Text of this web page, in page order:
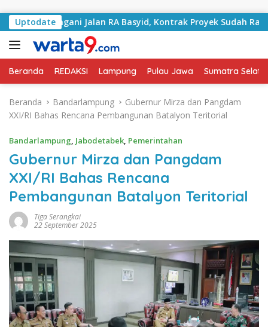
UptodateJalan RA Basyid, Kontrak Proyek Sudah Rampung
Beranda REDAKSI Lampung Pulau Jawa Sumatra
Beranda Bandarlampung
Gubernur Mirza dan Pangdam
XXI/RI Bahas Rencana Pembangunan Batalyon Teritorial
Bandarlampung, Jabodetabek, Pemerintahan
Gubernur Mirza dan Pangdam
XXI/RI Bahas Rencana
Pembangunan Batalyon Teritorial
Tiga Serangkai
22 September 2025